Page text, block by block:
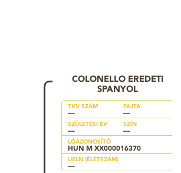
COLONELLO EREDETI
SPANYOL
TKV SZÁM
—
FAJTA
—
SZÜLETÉSI ÉV
—
SZÍN
—
LÓAZONOSÍTÓ
HUN M XX000016370
UELN (ÉLETSZÁM)
—